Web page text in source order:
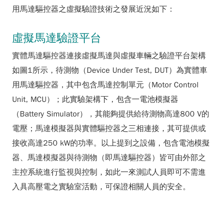
用馬達驅控器之虛擬驗證技術之發展近況如下：
虛擬馬達驗證平台
實體馬達驅控器連接虛擬馬達與虛擬車輛之驗證平台架構
如圖1所示，待測物（Device Under Test, DUT）為實體車
用馬達驅控器，其中包含馬達控制單元（Motor Control
Unit, MCU）；此實驗架構下，包含一電池模擬器
（Battery Simulator），其能夠提供給待測物高達800 V的
電壓；馬達模擬器與實體驅控器之三相連接，其可提供或
接收高達250 kW的功率。以上提到之設備，包含電池模擬
器、馬達模擬器與待測物（即馬達驅控器）皆可由外部之
主控系統進行監視與控制，如此一來測試人員即可不需進
入具高壓電之實驗室活動，可保證相關人員的安全。